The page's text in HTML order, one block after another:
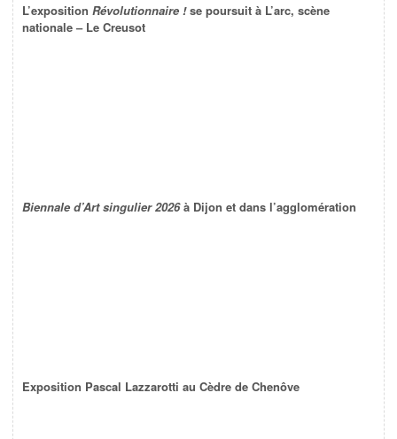
L’exposition Révolutionnaire !se poursuit à L’arc, scène
nationale – Le Creusot
Biennale d’Art singulier 2026à Dijon et dans l’agglomération
Exposition Pascal Lazzarotti au Cèdre de Chenôve